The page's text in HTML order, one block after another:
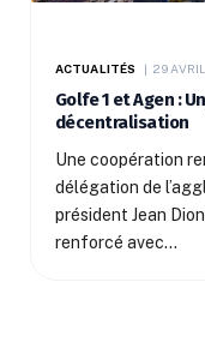
ACTUALITÉS 29
Golfe 1 et Agen :
décentralisation
Une coopération
délégation de
président Jean
renforcé avec…